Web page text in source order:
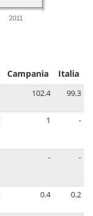
2011
Campania Italia
102.4 99.3
1 -
- -
0.4 0.2